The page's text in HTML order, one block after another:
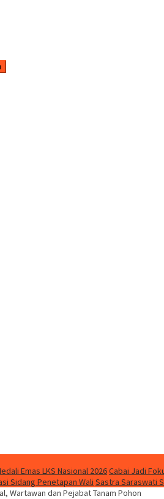
Emas LKS Nasional 2026Cabai Jadi
Sidang Penetapan Wali Sastra Saraswati
Wartawan dan Pejabat Tanam Pohon